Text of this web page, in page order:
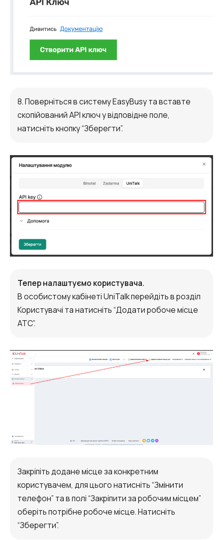
8. Поверніться в систему EasyBusy та вставте
скопійований API ключ у відповідне поле,
натисніть кнопку “Зберегти”.
Тепер налаштуємо користувача.
В особистому кабінеті UniTalk перейдіть в розділ
Користувачі та натисніть “Додати робоче місце
АТС”.
Закріпіть додане місце за конкретним
користувачем, для цього натисніть “Змінити
телефон” та в полі “Закріпити за робочим місцем”
оберіть потрібне робоче місце. Натисніть
“Зберегти”.